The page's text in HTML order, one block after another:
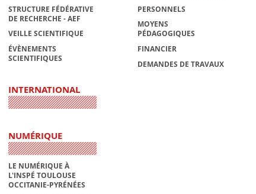
STRUCTURE FÉDÉRATIVE
DE RECHERCHE - AEF
VEILLE SCIENTIFIQUE
ÉVÈNEMENTS
SCIENTIFIQUES
INTERNATIONAL
NUMÉRIQUE
LE NUMÉRIQUE À
L'INSPÉ TOULOUSE
OCCITANIE-PYRÉNÉES
PERSONNELS
MOYENS
PÉDAGOGIQUES
FINANCIER
DEMANDES DE TRAVAUX